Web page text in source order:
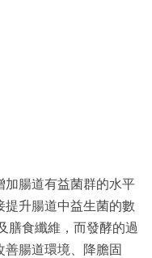
加腸道有益菌群的水平
提升腸道中益生菌的數
膳食纖維，而發酵的過
腸道環境、降膽固